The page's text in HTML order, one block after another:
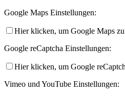
Google Maps Einstellungen:
Hier klicken, um Google Maps
Google reCaptcha Einstellungen:
Hier klicken, um Google
Vimeo und YouTube Einstellungen: